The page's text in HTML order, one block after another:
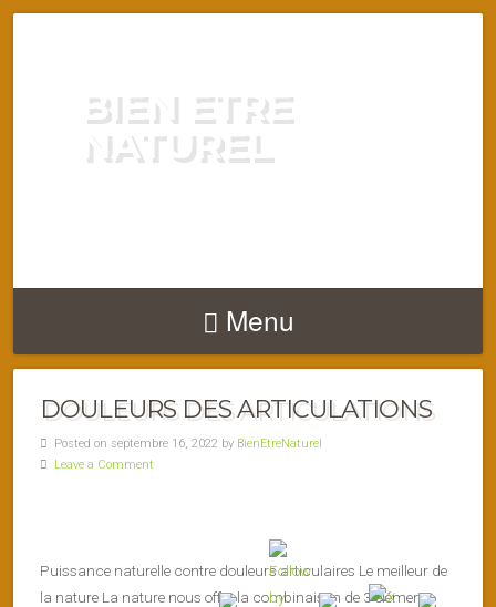
BIEN ETRE
NATUREL
Menu
DOULEURS DES ARTICULATIONS
Posted on septembre 16, 2022 by BienEtreNaturel
Leave a Comment
Puissance naturelle contre douleurs articulaires Le meilleur de
la nature La nature nous offre la combinaison de 3 éléments